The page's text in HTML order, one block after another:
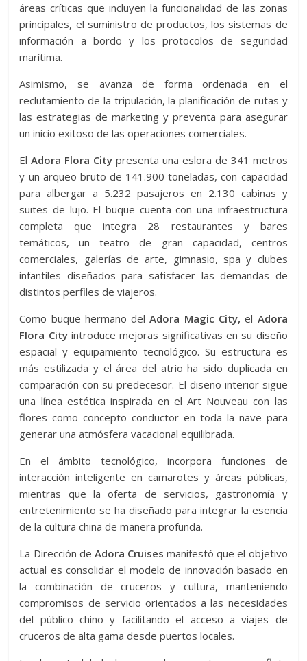
áreas críticas que incluyen la funcionalidad de las zonas
principales, el suministro de productos, los sistemas de
información a bordo y los protocolos de seguridad
marítima.
Asimismo, se avanza de forma ordenada en el
reclutamiento de la tripulación, la planificación de rutas y
las estrategias de marketing y preventa para asegurar
un inicio exitoso de las operaciones comerciales.
ElAdora Flora City presenta una eslora de 341 metros
y un arqueo bruto de 141.900 toneladas, con capacidad
para albergar a 5.232 pasajeros en 2.130 cabinas y
suites de lujo. El buque cuenta con una infraestructura
completa que integra 28 restaurantes y bares
temáticos, un teatro de gran capacidad, centros
comerciales, galerías de arte, gimnasio, spa y clubes
infantiles diseñados para satisfacer las demandas de
distintos perfiles de viajeros.
Como buque hermano del Adora Magic City, el Adora
Flora Cityintroduce mejoras significativas en su diseño
espacial y equipamiento tecnológico. Su estructura es
más estilizada y el área del atrio ha sido duplicada en
comparación con su predecesor. El diseño interior sigue
una línea estética inspirada en el Art Nouveau con las
flores como concepto conductor en toda la nave para
generar una atmósfera vacacional equilibrada.
En el ámbito tecnológico, incorpora funciones de
interacción inteligente en camarotes y áreas públicas,
mientras que la oferta de servicios, gastronomía y
entretenimiento se ha diseñado para integrar la esencia
de la cultura china de manera profunda.
La Dirección de Adora Cruises manifestó que el objetivo
actual es consolidar el modelo de innovación basado en
la combinación de cruceros y cultura, manteniendo
compromisos de servicio orientados a las necesidades
del público chino y facilitando el acceso a viajes de
cruceros de alta gama desde puertos locales.